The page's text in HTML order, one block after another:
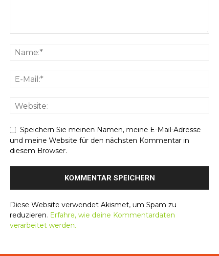
Speichern Sie meinen Namen, meine E-Mail-Adresse
und meine Website für den nächsten Kommentar in
diesem Browser.
Diese Website verwendet Akismet, um Spam zu
reduzieren. Erfahre, wie deine Kommentardaten
verarbeitet werden.